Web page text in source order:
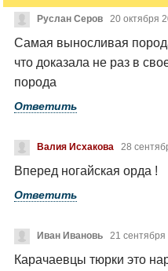
Руслан Серов 20 октября
Самая выносливая
что доказала не раз в
порода
Ответить
Валия Исхакова 28
Вперед ногайская орда !
Ответить
Иван Ивановь 21 сентября
Карачаевцы тюрки это